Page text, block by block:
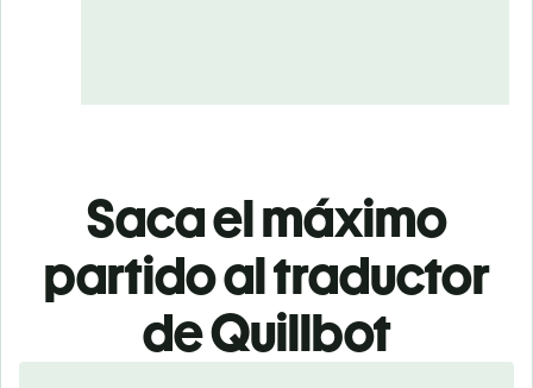
Saca el máximo
partido al traductor
de Quillbot